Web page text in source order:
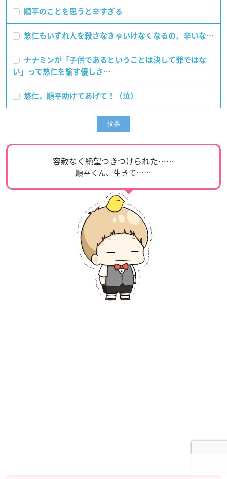
順平のことを思うと辛すぎる
悠仁もいずれ人を殺さなきゃいけなくなるの、辛いな…
ナナミンが「子供であるということは決して罪ではな
い」って悠仁を諭す優しさ…
悠仁、順平助けてあげて！（泣）
容赦なく絶望つきつけられた……
順平くん、生きて……